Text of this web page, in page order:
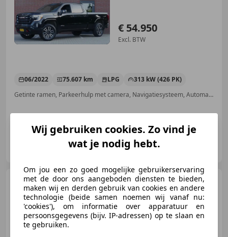
€ 54.950
Excl. BTW
06/2022 75.607 km LPG
313 kW (426 PK)
Getinte ramen, Parkeerhulp met camera, Navigatiesysteem, Automatische klimaatregeling, Parkeerhulp voor, Stuurwielverwarming, Keyless Entry, Centrale vergrendeling
Autobedrijf van Leersum
NL-4033 BV LIENDEN
GMC Sierra
AT4 6.2 V8 |
LEDER | MEMORY | BOSE |
TREKHAAK | ST
Wij gebruiken cookies. Zo vind je
wat je nodig hebt.
Om jou een zo goed mogelijke gebruikerservaring
met de door ons aangeboden diensten te bieden,
maken wij en derden gebruik van cookies en andere
technologie (beide samen noemen wij vanaf nu:
'cookies'), om informatie over apparatuur en
persoonsgegevens (bijv. IP-adressen) op te slaan en
te gebruiken.